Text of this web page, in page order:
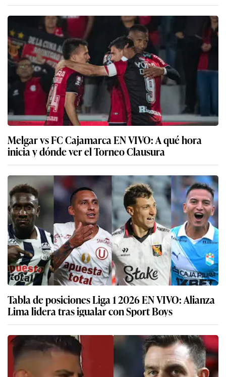
Melgar vs FC Cajamarca EN VIVO: A qué hora
inicia y dónde ver el Torneo Clausura
Tabla de posiciones Liga 1 2026 EN VIVO: Alianza
Lima lidera tras igualar con Sport Boys